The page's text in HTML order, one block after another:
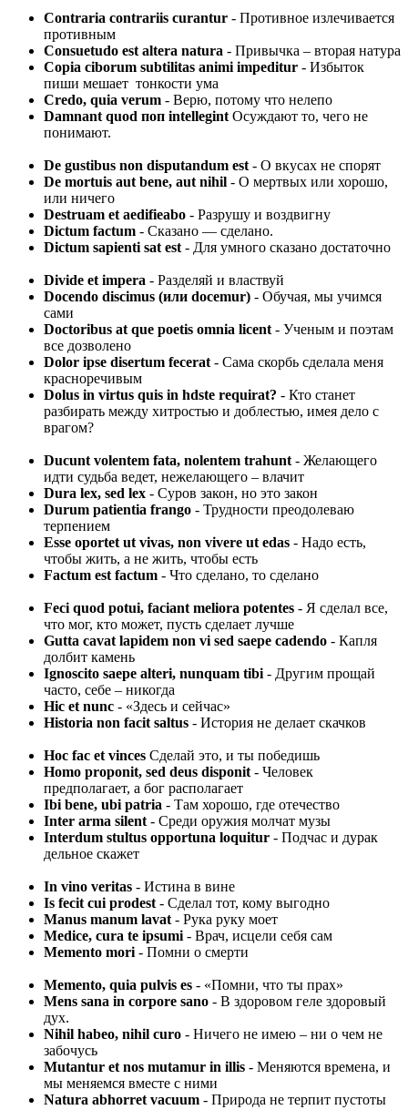
Contraria contrariis curantur - Противное излечивается
противным
Consuetudo est altera natura - Привычка – вторая натура
Copia ciborum subtilitas animi impeditur - Избыток
пиши мешает тонкости ума
Credo, quia verum - Верю, потому что нелепо
Damnant quod поп intellegint Осуждают то, чего не
понимают.
De gustibus non disputandum est - О вкусах не спорят
De mortuis aut bene, aut nihil - О мертвых или хорошо,
или ничего
Destruam et aedifieabo - Разрушу и воздвигну
Dictum factum - Сказано — сделано.
Dictum sapienti sat est - Для умного сказано достаточно
Divide et impera - Разделяй и властвуй
Docendo discimus (или docemur) - Обучая, мы учимся
сами
Doctoribus at que poetis omnia licent - Ученым и поэтам
все дозволено
Dolor ipse disertum fecerat - Сама скорбь сделала меня
красноречивым
Dolus in virtus quis in hdste requirat? - Кто станет
разбирать между хитростью и доблестью, имея дело с
врагом?
Ducunt volentem fata, nolentem trahunt - Желающего
идти судьба ведет, нежелающего – влачит
Dura lex, sed lex - Суров закон, но это закон
Durum patientia frango - Трудности преодолеваю
терпением
Esse oportet ut vivas, non vivere ut edas - Надо есть,
чтобы жить, а не жить, чтобы есть
Factum est factum - Что сделано, то сделано
Feci quod potui, faciant meliora potentes - Я сделал все,
что мог, кто может, пусть сделает лучше
Gutta cavat lapidem non vi sed saepe cadendo - Капля
долбит камень
Ignoscito saepe alteri, nunquam tibi - Другим прощай
часто, себе – никогда
Hic et nunc - «Здесь и сейчас»
Historia non facit saltus - История не делает скачков
Hoc fac et vinces Сделай это, и ты победишь
Homo proponit, sed deus disponit - Человек
предполагает, а бог располагает
Ibi bene, ubi patria - Там хорошо, где отечество
Inter arma silent - Среди оружия молчат музы
Interdum stultus opportuna loquitur - Подчас и дурак
дельное скажет
In vino veritas - Истина в вине
Is fecit cui prodest - Сделал тот, кому выгодно
Manus manum lavat - Рука руку моет
Medice, cura te ipsumi - Врач, исцели себя сам
Memento mori - Помни о смерти
Memento, quia pulvis es - «Помни, что ты прах»
Mens sana in corpore sano - В здоровом геле здоровый
дух.
Nihil habeo, nihil curo - Ничего не имею – ни о чем не
забочусь
Mutantur et nos mutamur in illis - Меняются времена, и
мы меняемся вместе с ними
Natura abhorret vacuum - Природа не терпит пустоты